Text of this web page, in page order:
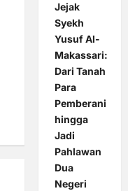
Jejak
Syekh
Yusuf Al-
Makassari:
Dari Tanah
Para
Pemberani
hingga
Jadi
Pahlawan
Dua
Negeri